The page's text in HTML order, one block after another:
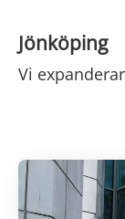
Jönköping
Vi